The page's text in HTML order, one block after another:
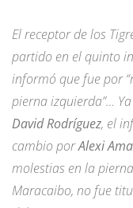
El receptor de los
partido en el quinto
informó que fue por
pierna izquierda”…
David Rodríguez, el
cambio porAlexi
molestias en la
Maracaibo, no fue